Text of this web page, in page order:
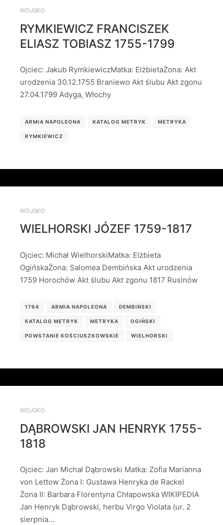
WOJSKO
RYMKIEWICZ FRANCISZEK
ELIASZ TOBIASZ 1755-1799
Ojciec: Jakub RymkiewiczMatka: ElżbietaŻona: Akt
urodzenia 30.12.1755 Braniewo Akt ślubu Akt zgonu
27.04.1799 Adyga, Włochy
ARMIA NAPOLEONA KATALOG METRYK METRYKA
RYMKIEWICZ
WOJSKO
WIELHORSKI JÓZEF 1759-1817
Ojciec: Michał WielhorskiMatka: Elżbieta
OgińskaŻona: Salomea Dembińska Akt urodzenia
1759 Horochów Akt ślubu Akt zgonu 1817 Rusinów
1794 ARMIA NAPOLEONA DEMBIŃSKI
KATALOG METRYK METRYKA OGIŃSKI
POWSTANIE KOŚCIUSZKOWSKIE WIELHORSKI
WOJSKO
DĄBROWSKI JAN HENRYK 1755-
1818
Ojciec: Jan Michał Dąbrowski Matka: Zofia Marianna
von Lettow Żona I: Gustawa Henryka de Rackel
Żona II: Barbara Florentyna Chłapowska WIKIPEDIA
Jan Henryk Dąbrowski, herbu Virgo Violata (ur. 2
sierpnia…